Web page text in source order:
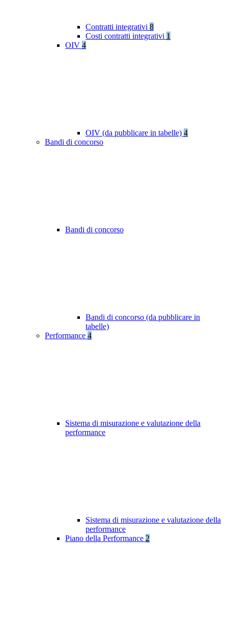
Contratti integrativi 8
Costi contratti integrativi 1
OIV 4
OIV (da pubblicare in tabelle) 4
Bandi di concorso
Bandi di concorso
Bandi di concorso (da pubblicare in
tabelle)
Performance 4
Sistema di misurazione e valutazione della
performance
Sistema di misurazione e valutazione della
performance
Piano della Performance 2